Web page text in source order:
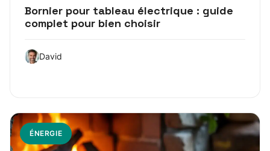
Bornier pour tableau électrique : guide
complet pour bien choisir
David
ÉNERGIE